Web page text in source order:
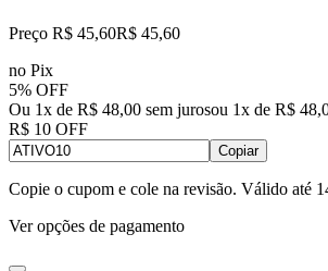
Preço R$ 45,60R$ 45,60
no Pix
5% OFF
Ou 1x de R$ 48,00 sem jurosou 1x de R$
R$ 10 OFF
Copiar
Copie o cupom e cole na revisão. Válido até
Ver opções de pagamento